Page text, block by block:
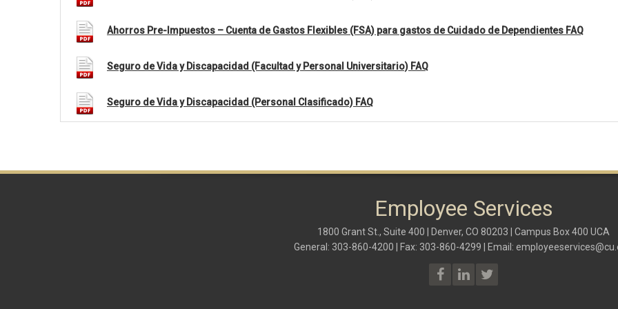
Ahorros Pre-Impuestos – Cuenta de Gastos Flexibles (FSA) para gastos de Cuidado de Dependientes FAQ
Seguro de Vida y Discapacidad (Facultad y Personal Universitario) FAQ
Seguro de Vida y Discapacidad (Personal Clasificado) FAQ
Employee Services
1800 Grant St., Suite 400 | Denver, CO 80203 | Campus Box 400 UCA
General: 303-860-4200 | Fax: 303-860-4299 | Email: